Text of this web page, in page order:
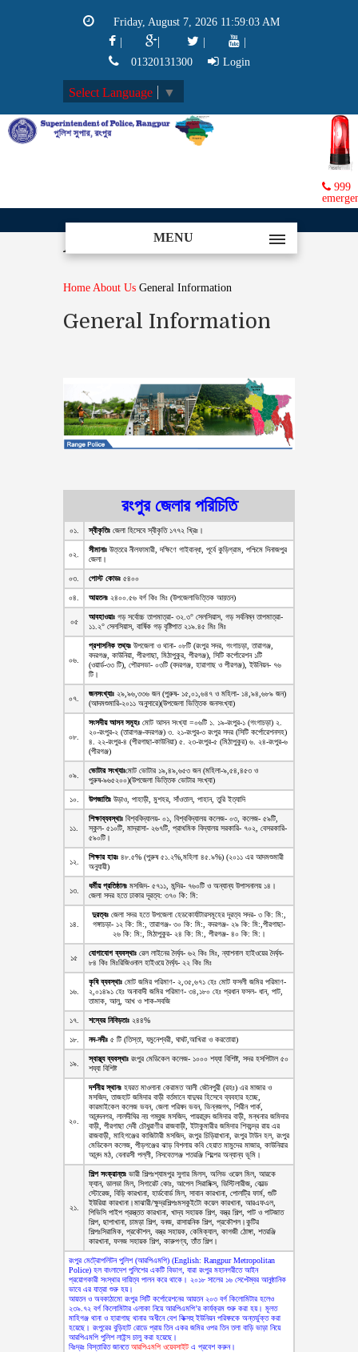
Friday, August 7, 2026 11:59:04 AM
|
01320131300
Login
Select Language ▼
999
MENU
About
Home About Us General Information
General Information
রংপুর জেলার পরিচিতি
০১. স্বীকৃতিঃ জেলা হিসেবে স্বীকৃতি ১৭৭২ খ্রিঃ।
০২.
সীমানাঃ উত্তরে নীলফামারী, দক্ষিণে গাইবান্ধা, পূর্বে কুড়িগ্রাম, পশ্চিমে দিনাজপুর
জেলা।
০৩. পোস্ট কোডঃ ৫৪০০
০৪. আয়তনঃ ২৪০০.৫৬ বর্গ কিঃ মিঃ (উপজেলাভিত্তিক আয়তন)
০৫
আবহাওয়াঃ গড় সর্বোচ্চ তাপমাত্রা- ৩২.৩° সেলসিয়াস, গড় সর্বনিম্ন তাপমাত্রা-
১১.২° সেলসিয়াস, বার্ষিক গড় বৃষ্টিপাত ২১৯.৪৫ মিঃ মিঃ
০৬.
প্রশাসনিক তথ্যঃ উপজেলা ও থানা- ০৮টি (রংপুর সদর, গংগাচড়া, তারাগঞ্জ,
বদরগঞ্জ, কাউনিয়া, পীরগাছা, মিঠাপুকুর, পীরগঞ্জ), সিটি কর্পোরেশন ১টি
(ওয়ার্ড-৩৩ টি), পৌরসভা- ০৩টি (বদরগঞ্জ, হারাগাছ ও পীরগঞ্জ), ইউনিয়ন- ৭৬
টি।
০৭.
জনসংখ্যাঃ ২৯,৯৬,৩৩৬ জন (পুরুষ- ১৫,০১,৬৪৭ ও মহিলা- ১৪,৯৪,৬৮৯ জন)
(আদমশুমারি-২০১১ অনুসারে)(উপজেলা ভিত্তিক জনসংখ্যা)
০৮.
সংসদীয় আসন সমূহঃ মোট আসন সংখ্যা =০৬টি ১. ১৯-রংপুর-১ (গংগাচড়া) ২.
২০-রংপুর-২ (তারাগঞ্জ-বদরগঞ্জ) ৩. ২১-রংপুর-৩ রংপুর সদর (সিটি কর্পোরেশনসহ)
৪. ২২-রংপুর-৪ (পীরগাছা-কাউনিয়া) ৫. ২৩-রংপুর-৫ (মিঠাপুকুর) ৬. ২৪-রংপুর-৬
(পীরগঞ্জ)
০৯.
ভোটার সংখ্যাঃমোট ভোটার ১৯,৪৯,৬৫৩ জন (মহিলা-৯,৫৪,৪৫৩ ও
পুরুষ-৯৬৫২০০)(উপজেলা ভিত্তিক ভোটার সংখ্যা)
১০. উপজাতিঃ উড়াও, পাহাড়ী, মুশহর, সাঁওতাল, পাহান, তুরি ইত্যাদি
১১.
শিক্ষাব্যবস্থাঃ বিশ্ববিদ্যালয়- ০১, বিশ্ববিদ্যালয় কলেজ- ০৩, কলেজ- ৫৯টি,
স্কুল- ৫১০টি, মাদ্রাসা- ২৬৭টি, প্রাথমিক বিদ্যালয় সরকারি- ৭০২, বেসরকারি-
৫৯০টি।
১২.
শিক্ষার হারঃ ৪৮.৫% (পুরুষ ৫১.২%,মহিলা ৪৫.৯%) (২০১১ এর আদমশুমারী
অনুযায়ী)
১৩.
ধর্মীয় প্রতিষ্ঠানঃ মসজিদ- ৫৭১১, মন্দির- ৭৬০টি ও অন্যান্য উপাসনালয় ১৪।
জেলা সদর হতে ঢাকার দূরত্ব: ৩৭০ কি: মি:
১৪.
দুরত্বঃ জেলা সদর হতে উপজেলা হেডকোর্যাটারসমূহের দূরত্ব সদর- ৩ কি: মি:,
গঙ্গাচড়া- ১২ কি: মি:, তারাগঞ্জ- ৩০ কি: মি:, বদরগঞ্জ- ২৯ কি: মি:,পীরগাছা-
২৬ কি: মি:, মিঠাপুকুর- ২৪ কি: মি:, পীরগঞ্জ- ৪০ কি: মি:।
১৫
যোগাযোগ ব্যবস্থাঃ রেল লাইনের দৈর্ঘ্য- ৬২ কিঃ মিঃ, ন্যাশনাল হাইওয়ের দৈর্ঘ্য-
৮৪ কিঃ মিঃরিজিওনাল হাইওয়ে দৈর্ঘ্য- ২২ কিঃ মিঃ
১৬.
কৃষি ব্যবস্থাঃ মোট জমির পরিমাণ- ২,৩৫,৬৭১ হেঃ মোট ফসলী জমির পরিমাণ-
২,০১৪৯১ হেঃ অনাবাদী জমির পরিমাণ- ৩৪,১৮০ হেঃ প্রধান ফসল- ধান, পাট,
তামাক, আলু, আখ ও শাক-সবজি
১৭. শস্যের নিবিড়তাঃ ২৪৪%
১৮. নদ-নদীঃ ৫ টি (তিস্তা, যমুনেশ্বরী, ঘাঘট,আখিরা ও করতোয়া)
১৯.
স্বাস্থ্য ব্যবস্থাঃ রংপুর মেডিকেল কলেজ- ১০০০ শয্যা বিশিষ্ট, সদর হসপিটাল ৫০
শয্যা বিশিষ্ট
২০.
দর্শনীয় স্থানঃ হযরত মাওলানা কেরামত আলী জৌনপুরী (রহঃ) এর মাজার ও
মসজিদ, তাজহাট জমিদার বাড়ী বর্তমানে যাদুঘর হিসেবে ব্যবহার হচ্ছে,
কারমাইকেল কলেজ ভবন, জেলা পরিষদ ভবন, ভিন্নজগৎ, শিরীন পার্ক,
আনন্দনগর, লালদীঘির নয় গম্বুজ মসজিদ, পায়রাবন্দ জমিদার বাড়ী, মন্থনার জমিদার
বাড়ী, পীরগাছা দেবী চৌধুরাণীর রাজবাড়ী, ইটাকুমারীর জমিদার শিবচন্দ্র রায় এর
রাজবাড়ী, মাহিগঞ্জের কাজিটারী মসজিদ, রংপুর চিড়িয়াখানা, রংপুর টাউন হল, রংপুর
মেডিকেল কলেজ, পীড়গঞ্জের ঝাড় বিশলায় কবি হেয়াত মামুদের মাজার, কাউনিয়ার
আনন্দ মঠ, বেনারসী পল্লী, নিসবেতগঞ্জ শতরঞ্জি শিল্পের অন্যান্য ভূমি।
২১.
শিল্প সংক্রান্তঃ ভারী শিল্পঃশ্যামপুর সুগার মিলস, অলিভ ওয়েল মিল, আরকে
ফ্যান, ডালডা মিল, সিগারেট কোঃ, আপেল সিরামিক্স, ডিস্টিলারীজ, কোল্ড
স্টোরেজ, বিড়ি কারখানা, হার্ডবোর্ড মিল, সাবান কারখানা, পোলট্রি ফার্ম, গুটি
ইউরিয়া কারখানা।মাঝারী/ক্ষুদ্রশিল্পঃমসকুইটো কয়েল কারখানা, আরএফএল,
পিভিসি পাইপ প্রস্ত্তত কারখানা, খাদ্য সহায়ক শিল্প, বস্ত্র শিল্প, পাট ও পাটজাত
শিল্প, ছাপাখানা, চামড়া শিল্প, বনজ, রাসায়নিক শিল্প, প্রকৌশল।কুটির
শিল্পঃসিরামিক, প্রকৌশল, বস্ত্র সহায়ক, কেমিক্যাল, কাগজী ঠোঙ্গা, শতরঞ্জি
কারখানা, ফলজ সহায়ক শিল্প, কারুপণ্য, তাঁত শিল্প।
রংপুর মেট্রোপলিটন পুলিশ (আরপিএমপি) (English: Rangpur Metropolitan
Police) হল বাংলাদেশ পুলিশের একটি বিভাগ, যারা রংপুর মহানগরীতে আইন
প্রয়োগকারী সংস্থার দায়িত্ব পালন করে থাকে। ২০১৮ সালের ১৬ সেপ্টেম্বর আনুষ্ঠানিক
ভাবে এর যাত্রা শুরু হয়।
আয়তন ও অবকাঠামো রংপুর সিটি কর্পোরেশনের আয়তন ২০৩ বর্গ কিলোমিটার হলেও
২৩৯.৭২ বর্গ কিলোমিটার এলাকা নিয়ে আরপিএমপি’র কার্যক্রম শুরু করা হয়। মূলত
মাহিগঞ্জ থানা ও হারাগাছ থানার অধীনে বেশ কিক্সহু ইউনিয়ন পরিষদকে অন্তর্ভুক্ত করা
হয়েছে। রংপুরের বুড়িহাট রোডে প্রায় তিন একর জমির ওপর তিন তলা বাড়ি ভাড়া নিয়ে
আরপিএমপি পুলিশ লাইন্স চালু করা হয়েছে।
বিঃদ্রঃ বিস্তারিত জানতেআরপিএমপি ওয়েবসাইট এ প্রবেশ করুন।